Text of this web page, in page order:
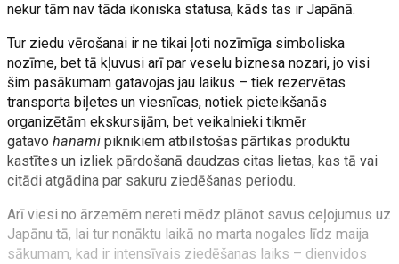
nekur tām nav tāda ikoniska statusa, kāds tas ir Japānā.
Tur ziedu vērošanai ir ne tikai ļoti nozīmīga simboliska
nozīme, bet tā kļuvusi arī par veselu biznesa nozari, jo visi
šim pasākumam gatavojas jau laikus – tiek rezervētas
transporta biļetes un viesnīcas, notiek pieteikšanās
organizētām ekskursijām, bet veikalnieki tikmēr
gatavohanamipiknikiem atbilstošas pārtikas produktu
kastītes un izliek pārdošanā daudzas citas lietas, kas tā vai
citādi atgādina par sakuru ziedēšanas periodu.
Arī viesi no ārzemēm nereti mēdz plānot savus ceļojumus uz
Japānu tā, lai tur nonāktu laikā no marta nogales līdz maija
sākumam, kad ir intensīvais ziedēšanas laiks – dienvidos